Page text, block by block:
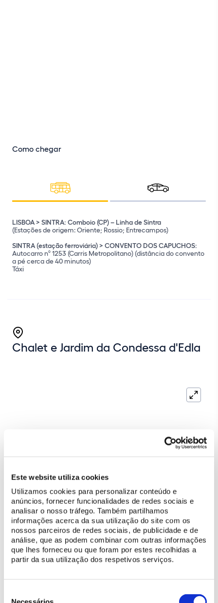
Este website utiliza cookies
Utilizamos cookies para personalizar conteúdo e
anúncios, fornecer funcionalidades de redes sociais e
analisar o nosso tráfego. Também partilhamos
informações acerca da sua utilização do site com os
nossos parceiros de redes sociais, de publicidade e de
análise, que as podem combinar com outras informações
que lhes forneceu ou que foram por estes recolhidas a
partir da sua utilização dos respetivos serviços.
Como chegar
LISBOA > SINTRA: Comboio (CP) – Linha de Sintra
(Estações de origem: Oriente; Rossio; Entrecampos)
SINTRA (estação ferroviária) > CONVENTO DOS CAPUCHOS:
Autocarro nº 1253 (Carris Metropolitano) (distância do convento
a pé cerca de 40 minutos)
Táxi
Coordenadas GPS:
Chalet e Jardim da Condessa d'Edla